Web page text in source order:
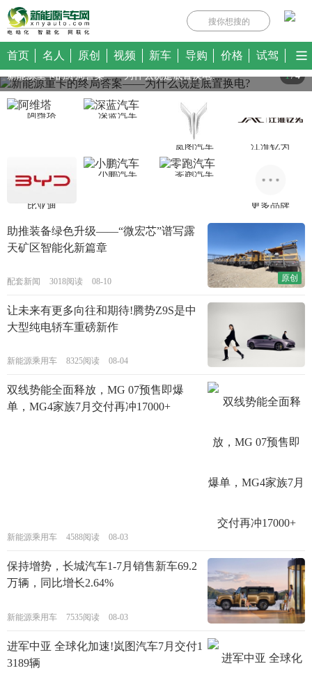
搜你想搜的
首页 名人 原创 视频 新车 导购 价格 试驾
政策 数据 品牌 电机 电池 电控 电桩
智联 氢动 专题 乘用车 客车 卡车
汽车快讯
新能源重卡的终局答案——为什么说是底置换电? 1/4
阿维塔 深蓝汽车
岚图汽车 江淮钇为
比亚迪
小鹏汽车 零跑汽车
更多品牌
原创
助推装备绿色升级——“微宏芯”谱写露
天矿区智能化新篇章
配套新闻 3018阅读 08-10
让未来有更多向往和期待!腾势Z9S是中
大型纯电轿车重磅新作
新能源乘用车 8325阅读 08-04
双线势能全面释放，MG 07预售即爆
单，MG4家族7月交付再冲17000+
新能源乘用车 4588阅读 08-03
保持增势，长城汽车1-7月销售新车69.2
万辆，同比增长2.64%
新能源乘用车 7535阅读 08-03
进军中亚 全球化加速!岚图汽车7月交付1
3189辆